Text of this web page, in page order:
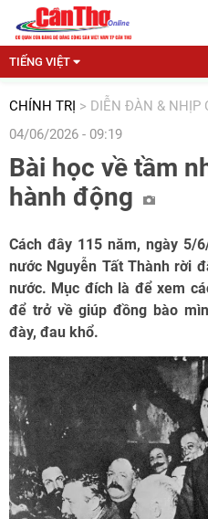
TIẾNG VIỆT
CHÍNH TRỊ > DIỄN ĐÀN & NHỊP
04/06/2026 - 09:19
Bài học về tầm
hành động
Cách đây 115 năm, ngày 5/
nước Nguyễn Tất Thành rời
nước. Mục đích là để xem
để trở về giúp đồng bào
đày, đau khổ.